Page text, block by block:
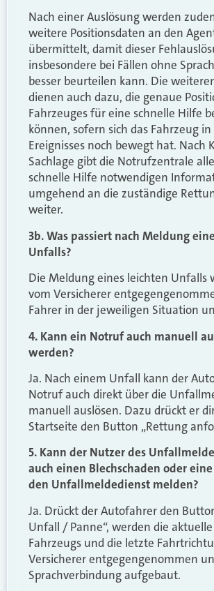
Nach einer Auslösung werden
weitere Positionsdaten an den
übermittelt, damit dieser
insbesondere bei Fällen ohne
besser beurteilen kann. Die
dienen auch dazu, die genaue
Fahrzeuges für eine schnelle Hilfe
können, sofern sich das Fahrzeug in
Ereignisses noch bewegt hat. Nach
Sachlage gibt die Notrufzentrale
schnelle Hilfe notwendigen
umgehend an die zuständige
weiter.
3b. Was passiert nach Meldung
Unfalls?
Die Meldung eines leichten Unfalls
vom Versicherer
Fahrer in der jeweiligen Situation
4. Kann ein Notruf auch manuell
werden?
Ja. Nach einem Unfall kann der
Notruf auch direkt über die
manuell auslösen. Dazu drückt er
Startseite den Button „Rettung
5. Kann der Nutzer des
auch einen Blechschaden oder
den Unfallmeldedienst melden?
Ja. Drückt der Autofahrer den
Unfall / Panne“, werden die
Fahrzeugs und die letzte
Versicherer entgegengenommen
Sprachverbindung aufgebaut.